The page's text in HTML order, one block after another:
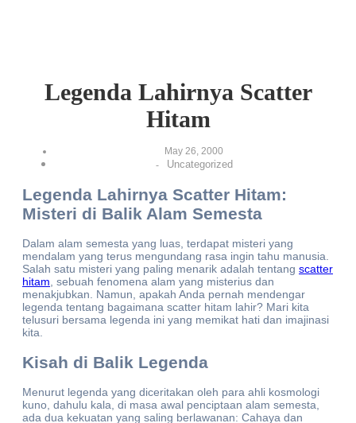
Legenda Lahirnya Scatter
Hitam
May 26, 2000
-
Uncategorized
Legenda Lahirnya Scatter Hitam:
Misteri di Balik Alam Semesta
Dalam alam semesta yang luas, terdapat misteri yang
mendalam yang terus mengundang rasa ingin tahu manusia.
Salah satu misteri yang paling menarik adalah tentang scatter
hitam , sebuah fenomena alam yang misterius dan
menakjubkan. Namun, apakah Anda pernah mendengar
legenda tentang bagaimana scatter hitam lahir? Mari kita
telusuri bersama legenda ini yang memikat hati dan imajinasi
kita.
Kisah di Balik Legenda
Menurut legenda yang diceritakan oleh para ahli kosmologi
kuno, dahulu kala, di masa awal penciptaan alam semesta,
ada dua kekuatan yang saling berlawanan: Cahaya dan